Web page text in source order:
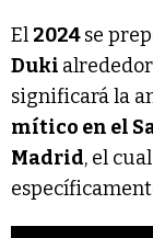
El 2024se
Duki
significará la
mítico en el
Madrid, el